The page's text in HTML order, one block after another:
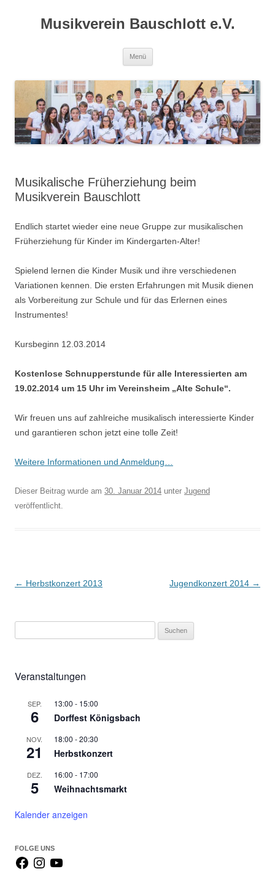
springenMusikverein Bauschlott e.V.
Menü
Musikalische Früherziehung beim
Musikverein Bauschlott
Endlich startet wieder eine neue Gruppe zur musikalischen
Früherziehung für Kinder im Kindergarten-Alter!
Spielend lernen die Kinder Musik und ihre verschiedenen
Variationen kennen. Die ersten Erfahrungen mit Musik dienen
als Vorbereitung zur Schule und für das Erlernen eines
Instrumentes!
Kursbeginn 12.03.2014
Kostenlose Schnupperstunde für alle Interessierten am
19.02.2014 um 15 Uhr im Vereinsheim „Alte Schule“.
Wir freuen uns auf zahlreiche musikalisch interessierte Kinder
und garantieren schon jetzt eine tolle Zeit!
Weitere Informationen und Anmeldung…
Dieser Beitrag wurde am 30. Januar 2014 unter Jugend
veröffentlicht.
Beitragsnavigation
← Herbstkonzert 2013 Jugendkonzert 2014 →
hVeranstaltungen
SEP.
6
13:00 - 15:00
Dorffest Königsbach
NOV.
21
18:00 -20:30
Herbstkonzert
DEZ.
5
16:00 - 17:00
Weihnachtsmarkt
Kalender anzeigen
FOLGE UNS